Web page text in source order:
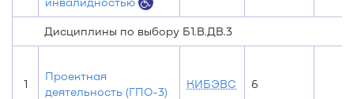
Дисциплины по выбору Б1.В.ДВ.3
1
Проектная
деятельность (ГПО-3)
КИБЭВС 6